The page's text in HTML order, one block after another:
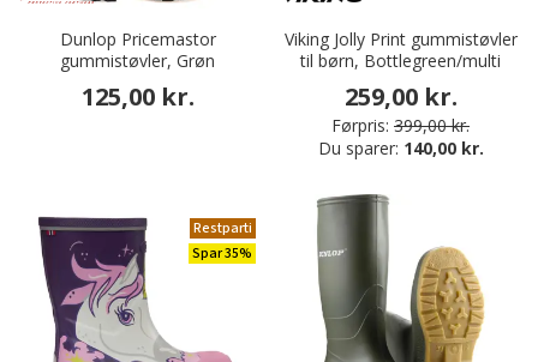
Dunlop Pricemastor
gummistøvler, Grøn
125,00 kr.
Viking Jolly Print gummistøvler
til børn, Bottlegreen/multi
259,00 kr.
Førpris: 399,00 kr.
Du sparer: 140,00 kr.
Restparti
Spar 35%